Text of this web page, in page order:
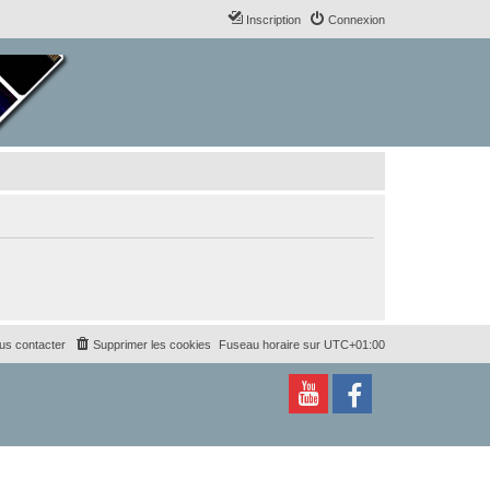
Connexion
Inscription
Fuseau horaire sur UTC+01:00
Supprimer les cookies
contacter